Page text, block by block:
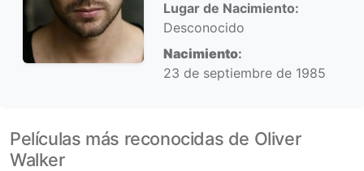
Lugar de Nacimiento:
Desconocido
Nacimiento:
23 de septiembre de 1985
Películas más reconocidas de Oliver
Walker